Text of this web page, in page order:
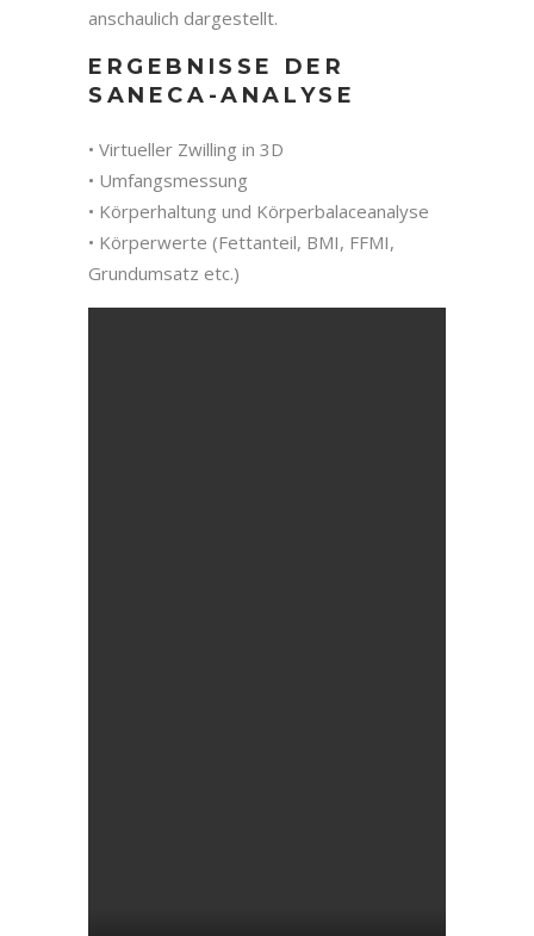
anschaulich dargestellt.
ERGEBNISSE DER
SANECA-ANALYSE
• Virtueller Zwilling in 3D
• Umfangsmessung
• Körperhaltung und Körperbalaceanalyse
• Körperwerte (Fettanteil, BMI, FFMI,
Grundumsatz etc.)